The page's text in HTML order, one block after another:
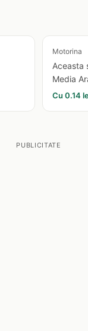
Motorina
Aceasta
Media
Cu 0.14
PUBLICITATE